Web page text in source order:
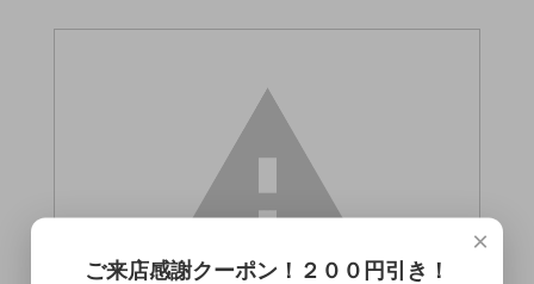
×
ご来店感謝クーポン！２００円引き！